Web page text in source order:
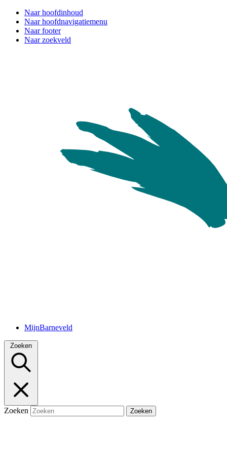
Naar hoofdinhoud
Naar hoofdnavigatiemenu
Naar footer
Naar zoekveld
MijnBarneveld
Zoeken
Zoeken Zoeken